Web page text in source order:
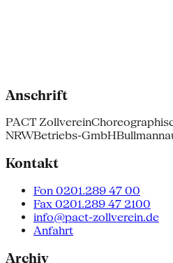
Anschrift
PACT Zollverein
NRWBetriebs-GmbH
Kontakt
Fon 0201.289 47 00
Fax 0201.289 47 2100
info@pact-zollverein.de
Anfahrt
Archiv